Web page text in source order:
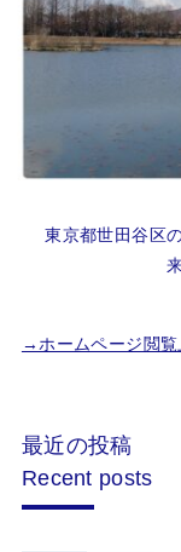
東京都世田谷区
→ホームページ閲覧
最近の投稿
Recent posts